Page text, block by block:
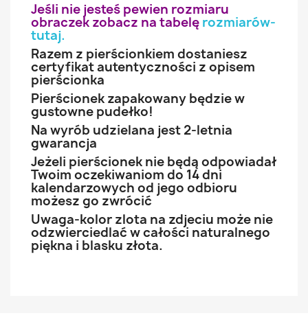
Jeśli nie jesteś pewien rozmiaru
obraczek zobacz na tabelę rozmiarów-
tutaj.
Razem z pierścionkiem dostaniesz
certyfikat autentyczności z opisem
pierścionka
Pierścionek zapakowany będzie w
gustowne pudełko!
Na wyrób udzielana jest 2-letnia
gwarancja
Jeżeli pierścionek nie będą odpowiadał
Twoim oczekiwaniom do 14 dni
kalendarzowych od jego odbioru
możesz go zwrócić
Uwaga-kolor zlota na zdjeciu może nie
odzwierciedlać w całości naturalnego
piękna i blasku złota.